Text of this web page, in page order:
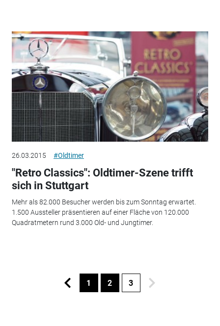
26.03.2015 #Oldtimer
"Retro Classics": Oldtimer-Szene trifft
sich in Stuttgart
Mehr als 82.000 Besucher werden bis zum Sonntag erwartet.
1.500 Aussteller präsentieren auf einer Fläche von 120.000
Quadratmetern rund 3.000 Old- und Jungtimer.
1 2 3